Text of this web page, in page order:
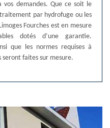
vos demandes. Que ce soit le
par hydrofuge ou les
Fourches est en mesure
dotés d’une garantie.
que les normes requises à
seront faites sur mesure.